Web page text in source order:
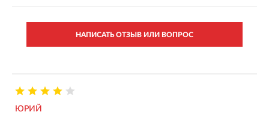
НАПИСАТЬ ОТЗЫВ ИЛИ ВОПРОС
ЮРИЙ